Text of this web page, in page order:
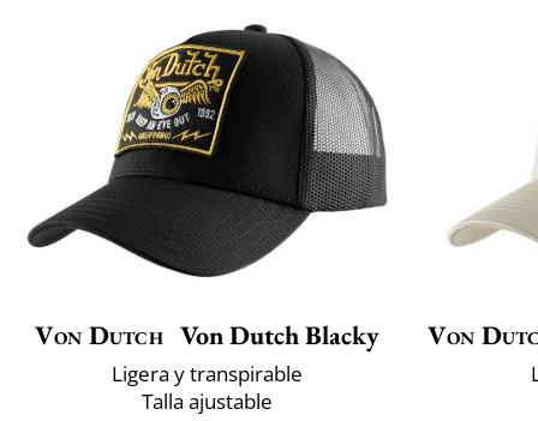
Von Dutch Von Dutch Blacky
Ligera y transpirable
Talla ajustable
Von